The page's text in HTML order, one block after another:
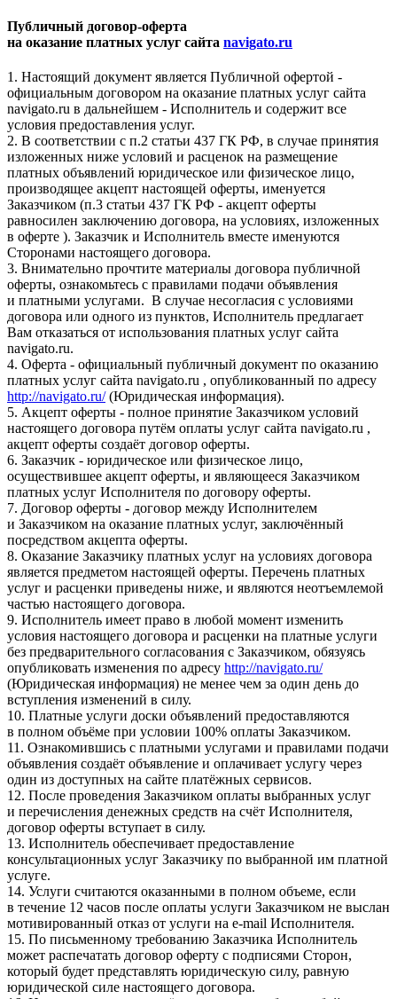
Публичный договор-оферта
на оказание платных услуг сайта navigato.ru
1. Настоящий документ является Публичной офертой -
официальным договором на оказание платных услуг сайта
navigato.ru в дальнейшем - Исполнитель и содержит все
условия предоставления услуг.
2. В соответствии с п.2 статьи 437 ГК РФ, в случае принятия
изложенных ниже условий и расценок на размещение
платных объявлений юридическое или физическое лицо,
производящее акцепт настоящей оферты, именуется
Заказчиком (п.3 статьи 437 ГК РФ - акцепт оферты
равносилен заключению договора, на условиях, изложенных
в оферте ). Заказчик и Исполнитель вместе именуются
Сторонами настоящего договора.
3. Внимательно прочтите материалы договора публичной
оферты, ознакомьтесь с правилами подачи объявления
и платными услугами. В случае несогласия с условиями
договора или одного из пунктов, Исполнитель предлагает
Вам отказаться от использования платных услуг сайта
navigato.ru.
4. Оферта - официальный публичный документ по оказанию
платных услуг сайта navigato.ru , опубликованный по адресу
http://navigato.ru/(Юридическая информация).
5. Акцепт оферты - полное принятие Заказчиком условий
настоящего договора путём оплаты услуг сайта navigato.ru ,
акцепт оферты создаёт договор оферты.
6. Заказчик - юридическое или физическое лицо,
осуществившее акцепт оферты, и являющееся Заказчиком
платных услуг Исполнителя по договору оферты.
7. Договор оферты - договор между Исполнителем
и Заказчиком на оказание платных услуг, заключённый
посредством акцепта оферты.
8. Оказание Заказчику платных услуг на условиях договора
является предметом настоящей оферты. Перечень платных
услуг и расценки приведены ниже, и являются неотъемлемой
частью настоящего договора.
9. Исполнитель имеет право в любой момент изменить
условия настоящего договора и расценки на платные услуги
без предварительного согласования с Заказчиком, обязуясь
опубликовать изменения по адресу http://navigato.ru/
(Юридическая информация) не менее чем за один день до
вступления изменений в силу.
10. Платные услуги доски объявлений предоставляются
в полном объёме при условии 100% оплаты Заказчиком.
11. Ознакомившись с платными услугами и правилами подачи
объявления создаёт объявление и оплачивает услугу через
один из доступных на сайте платёжных сервисов.
12. После проведения Заказчиком оплаты выбранных услуг
и перечисления денежных средств на счёт Исполнителя,
договор оферты вступает в силу.
13. Исполнитель обеспечивает предоставление
консультационных услуг Заказчику по выбранной им платной
услуге.
14. Услуги считаются оказанными в полном объеме, если
в течение 12 часов после оплаты услуги Заказчиком не выслан
мотивированный отказ от услуги на e-mail Исполнителя.
15. По письменному требованию Заказчика Исполнитель
может распечатать договор оферту с подписями Сторон,
который будет представлять юридическую силу, равную
юридической силе настоящего договора.